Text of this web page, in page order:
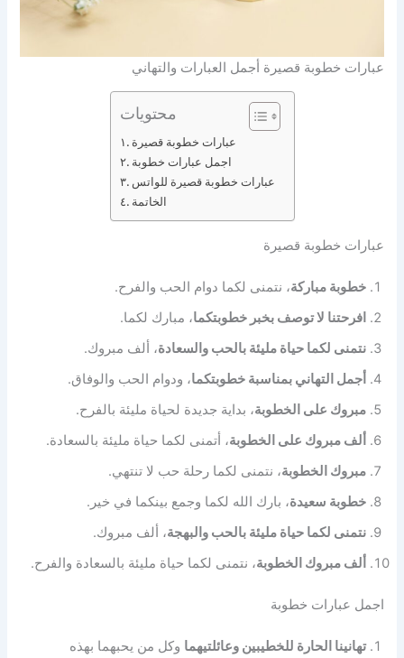
عبارات خطوبة قصيرة أجمل العبارات والتهاني
محتويات
عبارات خطوبة قصيرة
اجمل عبارات خطوبة
عبارات خطوبة قصيرة للواتس
الخاتمة
عبارات خطوبة قصيرة
خطوبة مباركة، نتمنى لكما دوام الحب والفرح.
افرحتنا لا توصف بخبر خطوبتكما، مبارك لكما.
نتمنى لكما حياة مليئة بالحب والسعادة، ألف مبروك.
أجمل التهاني بمناسبة خطوبتكما، ودوام الحب والوفاق.
مبروك على الخطوبة، بداية جديدة لحياة مليئة بالفرح.
ألف مبروك على الخطوبة، أتمنى لكما حياة مليئة بالسعادة.
مبروك الخطوبة، نتمنى لكما رحلة حب لا تنتهي.
خطوبة سعيدة، بارك الله لكما وجمع بينكما في خير.
نتمنى لكما حياة مليئة بالحب والبهجة، ألف مبروك.
ألف مبروك الخطوبة، نتمنى لكما حياة مليئة بالسعادة والفرح.
اجمل عبارات خطوبة
تهانينا الحارة للخطيبين وعائلتيهما وكل من يحبهما بهذه